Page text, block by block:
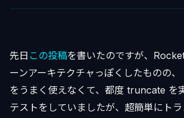
先日 この投稿を書いたのですが、
ーンアーキテクチャっぽくしたものの
をうまく使えなくて、都度 truncate を
テストをしていましたが、超簡単にト